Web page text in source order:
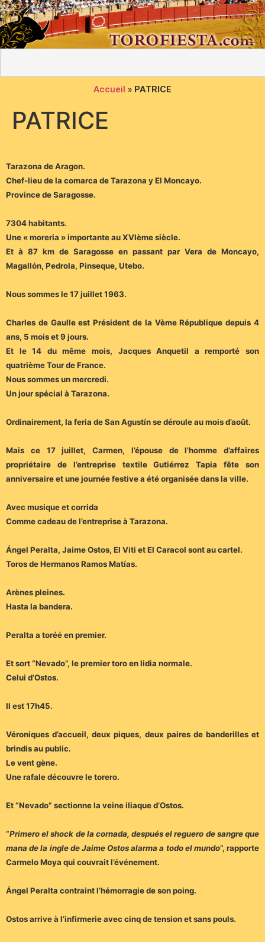
Accueil » PATRICE
PATRICE
Tarazona de Aragon.
Chef-lieu de la comarca de Tarazona y El Moncayo.
Province de Saragosse.
7304 habitants.
Une « moreria » importante au XVIème siècle.
Et à 87 km de Saragosse en passant par Vera de Moncayo,
Magallón, Pedrola, Pinseque, Utebo.
Nous sommes le 17 juillet 1963.
Charles de Gaulle est Président de la Vème République depuis 4
ans, 5 mois et 9 jours.
Et le 14 du même mois, Jacques Anquetil a remporté son
quatrième Tour de France.
Nous sommes un mercredi.
Un jour spécial à Tarazona.
Ordinairement, la feria de San Agustín se déroule au mois d’août.
Mais ce 17 juillet, Carmen, l’épouse de l’homme d’affaires
propriétaire de l’entreprise textile Gutiérrez Tapia fête son
anniversaire et une journée festive a été organisée dans la ville.
Avec musique et corrida
Comme cadeau de l’entreprise à Tarazona.
Ángel Peralta, Jaime Ostos, El Viti et El Caracol sont au cartel.
Toros de Hermanos Ramos Matías.
Arènes pleines.
Hasta la bandera.
Peralta a toréé en premier.
Et sort “Nevado”, le premier toro en lidia normale.
Celui d’Ostos.
Il est 17h45.
Véroniques d’accueil, deux piques, deux paires de banderilles et
brindis au public.
Le vent gène.
Une rafale découvre le torero.
Et “Nevado” sectionne la veine iliaque d’Ostos.
“Primero el shock de la cornada, después el reguero de sangre que
mana de la ingle de Jaime Ostos alarma a todo el mundo”, rapporte
Carmelo Moya qui couvrait l’événement.
Ángel Peralta contraint l’hémorragie de son poing.
Ostos arrive à l’infirmerie avec cinq de tension et sans pouls.